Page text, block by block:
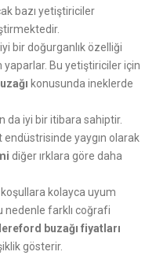
bazı yetiştiriciler
bir doğurganlık özelliği
yaparlar. Bu yetiştiriciler için
konusunda ineklerde
da iyi bir itibara sahiptir.
yaygın olarak
diğer ırklara göre daha
kolayca uyum
nedenle farklı coğrafi
buzağı fiyatları
gösterir.